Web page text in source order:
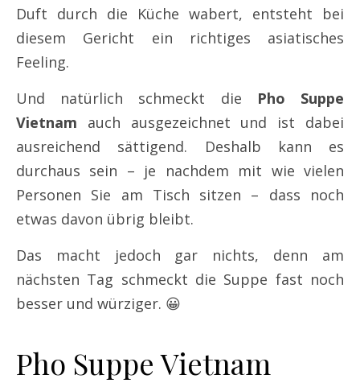
Duft durch die Küche wabert, entsteht bei
diesem Gericht ein richtiges asiatisches
Feeling.
Und natürlich schmeckt die Pho Suppe
Vietnam auch ausgezeichnet und ist dabei
ausreichend sättigend. Deshalb kann es
durchaus sein – je nachdem mit wie vielen
Personen Sie am Tisch sitzen – dass noch
etwas davon übrig bleibt.
Das macht jedoch gar nichts, denn am
nächsten Tag schmeckt die Suppe fast noch
besser und würziger. 😀
Pho Suppe Vietnam